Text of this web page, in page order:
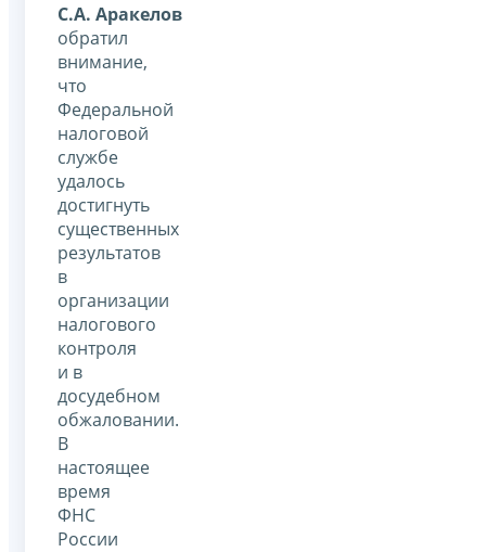
С.А. Аракелов
обратил
внимание,
что
Федеральной
налоговой
службе
удалось
достигнуть
существенных
результатов
в
организации
налогового
контроля
и в
досудебном
обжаловании.
В
настоящее
время
ФНС
России